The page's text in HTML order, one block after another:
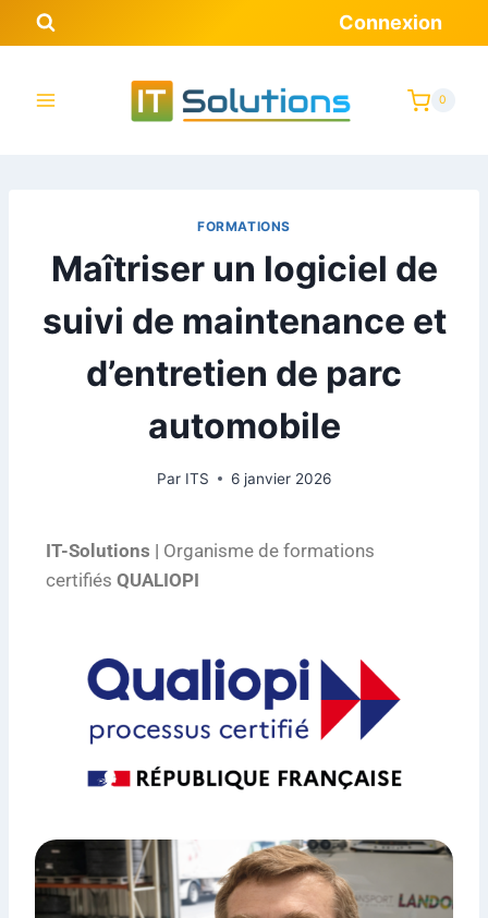
Connexion
0
FORMATIONS
Maîtriser un logiciel de
suivi de maintenance et
d’entretien de parc
automobile
Par ITS 6 janvier 2026
IT-Solutions | Organisme de formations
certifiés QUALIOPI